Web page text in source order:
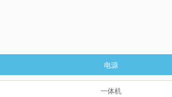
电源
一体机